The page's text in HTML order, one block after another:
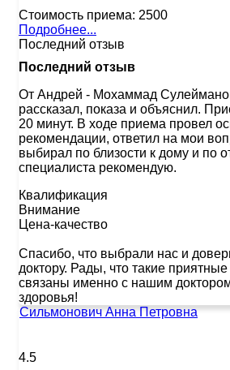
Стоимость приема: 2500
Подробнее...
Последний отзыв
Последний отзыв
От Андрей - Мохаммад
рассказал, показа и объяснил.
20 минут. В ходе приема провел
рекомендации, ответил на мои
выбирал по близости к дому и по
специалиста рекомендую.
Квалификация
Внимание
Цена-качество
Спасибо, что выбрали нас и
доктору. Рады, что такие
связаны именно с нашим
здоровья!
Сильмонович Анна Петровна
4.5